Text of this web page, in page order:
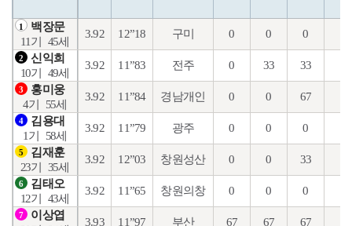
1
백장문
11기
45세
3.92 12”18 구미 0 0 0
2
신익희
10기
49세
3.92 11”83 전주 0 33 33
3
홍미웅
4기
55세
3.92 11”84 경남개인 0 0 67
4
김용대
1기
58세
3.92 11”79 광주 0 0 0
5
김재훈
23기
35세
3.92 12”03 창원성산 0 0 33
6
김태오
12기
43세
3.92 11”65 창원의창 0 0 0
7
이상엽
3.93 11”97 부산 67 67 67